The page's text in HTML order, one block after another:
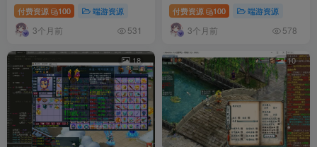
单机版+配套客户端+GM功能
网关+全新UI+大量玩法说明
+详细启动教程
付费资源 100 端游资源
3个月前 531
改服务端+天梯竞赛+GM工具
+超详细攻略+顶级号存档+视
频教程
付费资源 100 端游资源
3个月前 578
18 10